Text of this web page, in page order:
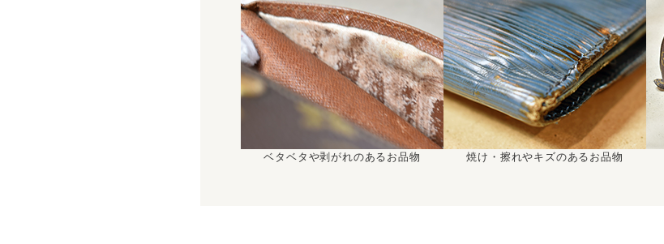
ベタベタや剥がれのあるお品物 焼け・擦れやキズのあるお品物